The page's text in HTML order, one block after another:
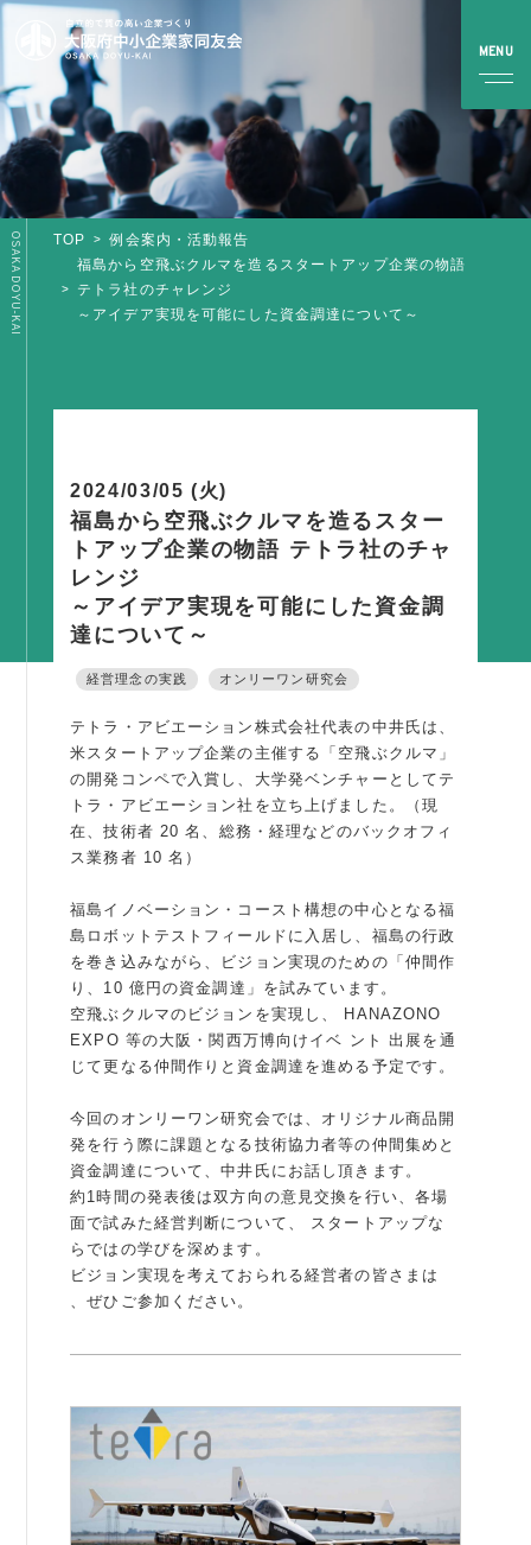
同友会とは
活動内容
支部活動
同好会活動
その他の活動
同友会の地域づくり
産官学連携
障がい者雇用
キャリア教育
例会案内・活動報告
例会案内・活動報告
入会案内
コラム
TOP
例会案内・活動報告
福島から空飛ぶクルマを造るスタートアップ企業の物語
テトラ社のチャレンジ
～アイデア実現を可能にした資金調達について～
OSAKA DOYU-KAI
2024/03/05 (火)
福島から空飛ぶクルマを造るスター
トアップ企業の物語 テトラ社のチャ
レンジ
～アイデア実現を可能にした資金調
達について～
経営理念の実践 オンリーワン研究会
テトラ・アビエーション株式会社代表の中井氏は、
米スタートアップ企業の主催する「空飛ぶクルマ」
の開発コンペで入賞し、大学発ベンチャーとしてテ
トラ・アビエーション社を立ち上げました。（現
在、技術者 20 名、総務・経理などのバックオフィ
ス業務者 10 名）
福島イノベーション・コースト構想の中心となる福
島ロボットテストフィールドに入居し、福島の行政
を巻き込みながら、ビジョン実現のための「仲間作
り、10 億円の資金調達」を試みています。
空飛ぶクルマのビジョンを実現し、 HANAZONO
EXPO 等の大阪・関西万博向けイベ ント 出展を通
じて更なる仲間作りと資金調達を進める予定です。
今回のオンリーワン研究会では、オリジナル商品開
発を行う際に課題となる技術協力者等の仲間集めと
資金調達について、中井氏にお話し頂きます。
約1時間の発表後は双方向の意見交換を行い、各場
面で試みた経営判断について、 スタートアップな
らではの学びを深めます。
ビジョン実現を考えておられる経営者の皆さまは
、ぜひご参加ください。